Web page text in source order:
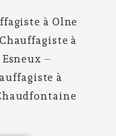
à Olne
Chauffagiste à
–
à